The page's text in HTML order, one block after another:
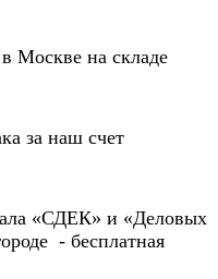
Москве на складе
за наш счет
«СДЕК» и «Деловых
- бесплатная